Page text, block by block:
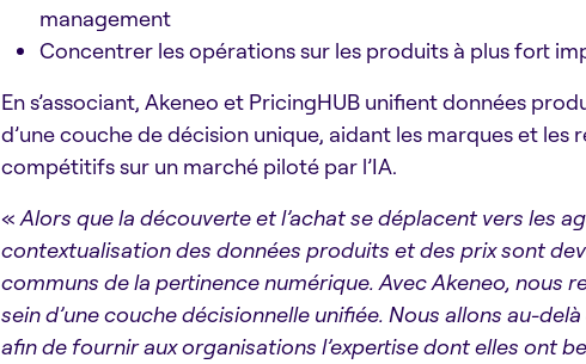
management
Concentrer les opérations sur les produits à plus fort
En s’associant, Akeneo et PricingHUB unifient données
d’une couche de décision unique, aidant les marques et les
compétitifs sur un marché piloté par l’IA.
« Alors que la découverte et l’achat se déplacent vers les
contextualisation des données produits et des prix sont
communs de la pertinence numérique. Avec Akeneo, nous
sein d’une couche décisionnelle unifiée. Nous allons au-
afin de fournir aux organisations l’expertise dont elles ont